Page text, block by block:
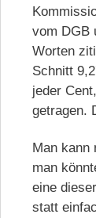
vom DGB
Worten
Schnitt
jeder
getragen.
Man kann
man
eine
statt